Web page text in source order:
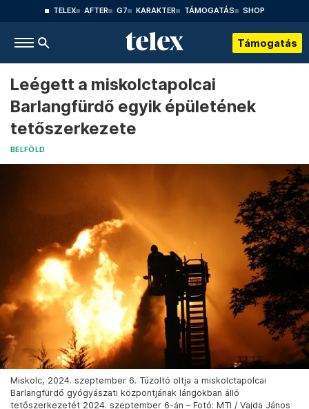
TELEX AFTER G7 KARAKTER TÁMOGATÁS SHOP
Támogatás
Leégett a miskolctapolcai
Barlangfürdő egyik épületének
tetőszerkezete
BELFÖLD
Miskolc, 2024. szeptember 6. Tűzoltó oltja a miskolctapolcai
Barlangfürdő gyógyászati központjának lángokban álló
tetőszerkezetét 2024. szeptember 6-án – Fotó: MTI / Vajda János